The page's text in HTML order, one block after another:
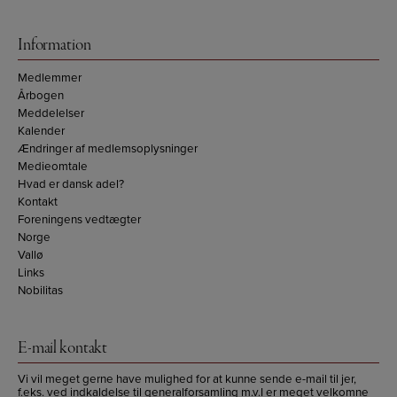
Information
Medlemmer
Årbogen
Meddelelser
Kalender
Ændringer af medlemsoplysninger
Medieomtale
Hvad er dansk adel?
Kontakt
Foreningens vedtægter
Norge
Vallø
Links
Nobilitas
E-mail kontakt
Vi vil meget gerne have mulighed for at kunne sende e-mail til jer,
f.eks. ved indkaldelse til generalforsamling m.v.I er meget velkomne